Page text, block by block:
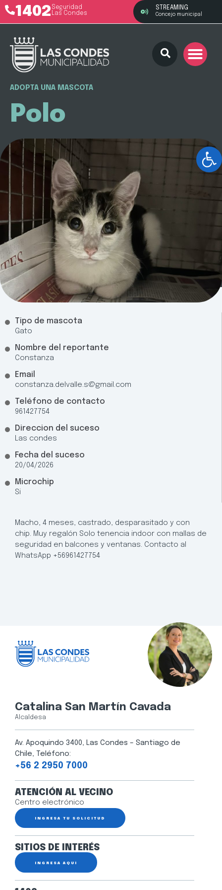
1402 Seguridad
Las Condes
STREAMING
Concejo municipal
ADOPTA UNA MASCOTA
Polo
Tipo de mascota
Gato
Nombre del reportante
Constanza
Email
constanza.delvalle.s@gmail.com
Teléfono de contacto
961427754
Direccion del suceso
Las condes
Fecha del suceso
20/04/2026
Microchip
Si
Macho, 4 meses, castrado, desparasitado y con
chip. Muy regalón Solo tenencia indoor con mallas de
seguridad en balcones y ventanas. Contacto al
WhatsApp +56961427754
Catalina San Martín Cavada
Alcaldesa
Av. Apoquindo 3400, Las Condes – Santiago de
Chile, Teléfono:
+56 2 2950 7000
ATENCIÓN AL VECINO
Centro electrónico
INGRESA TU SOLICITUD
SITIOS DE INTERÉS
INGRESA AQUÍ